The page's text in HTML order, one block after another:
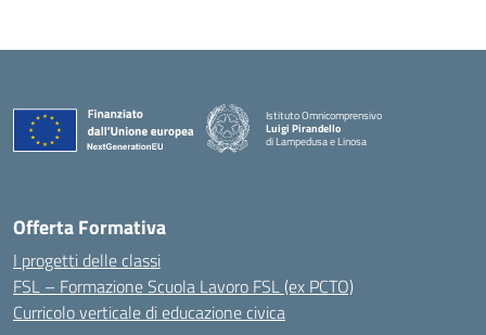
Istituto Omnicomprensivo
Luigi Pirandello
di Lampedusa e Linosa
Offerta Formativa
I progetti delle classi
FSL – Formazione Scuola Lavoro FSL (ex PCTO)
Curricolo verticale di educazione civica